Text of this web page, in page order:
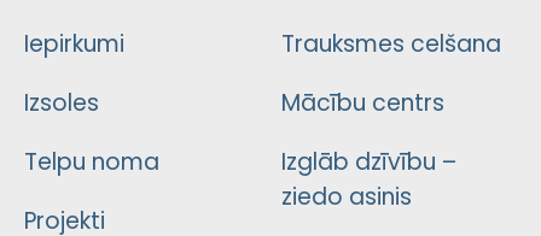
Iepirkumi
Izsoles
Telpu noma
Projekti
Trauksmes celšana
Mācību centrs
Izglāb dzīvību –
ziedo asinis